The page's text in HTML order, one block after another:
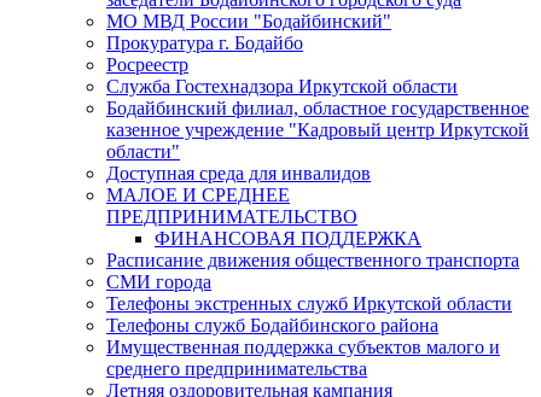
МО МВД России "Бодайбинский"
Прокуратура г. Бодайбо
Росреестр
Служба Гостехнадзора Иркутской области
Бодайбинский филиал, областное государственное
казенное учреждение "Кадровый центр Иркутской
области"
Доступная среда для инвалидов
МАЛОЕ И СРЕДНЕЕ
ПРЕДПРИНИМАТЕЛЬСТВО
ФИНАНСОВАЯ ПОДДЕРЖКА
Расписание движения общественного транспорта
СМИ города
Телефоны экстренных служб Иркутской области
Телефоны служб Бодайбинского района
Имущественная поддержка субъектов малого и
среднего предпринимательства
Летняя оздоровительная кампания